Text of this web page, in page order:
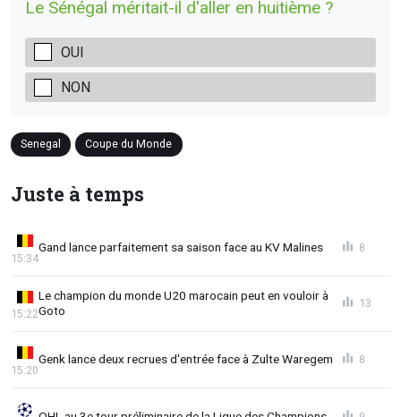
Le Sénégal méritait-il d'aller en huitième ?
OUI
NON
Senegal Coupe du Monde
Juste à temps
Gand lance parfaitement sa saison face au KV Malines
15:34
8
Le champion du monde U20 marocain peut en vouloir à
Goto
15:22
13
Genk lance deux recrues d'entrée face à Zulte Waregem
15:20
8